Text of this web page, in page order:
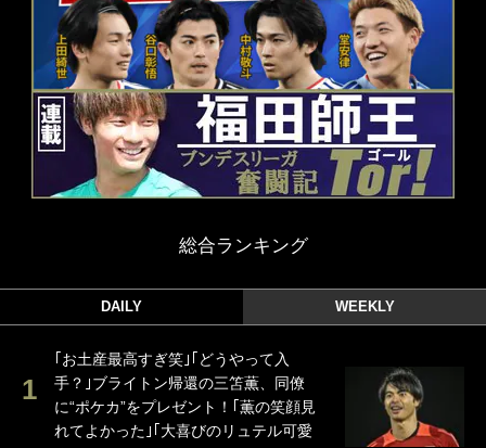
総合ランキング
DAILY WEEKLY
｢お土産最高すぎ笑｣｢どうやって入
手？｣ブライトン帰還の三笘薫、同僚
に“ポケカ”をプレゼント！｢薫の笑顔見
れてよかった｣｢大喜びのリュテル可愛